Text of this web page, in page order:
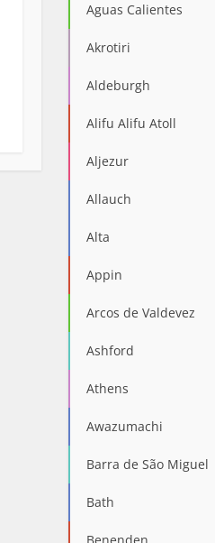
Aguas Calientes
Akrotiri
Aldeburgh
Alifu Alifu Atoll
Aljezur
Allauch
Alta
Appin
Arcos de Valdevez
Ashford
Athens
Awazumachi
Barra de São Miguel
Bath